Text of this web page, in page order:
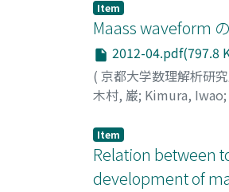
Item
Maass waveform
2012-04.pdf(797.8
( 京都大学数理解析研
木村, 巌; Kimura, Iwao;
Item
Relation between
development of